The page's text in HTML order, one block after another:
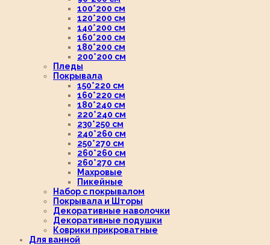
100*200 см
120*200 см
140*200 см
160*200 см
180*200 см
200*200 см
Пледы
Покрывала
150*220 см
160*220 см
180*240 см
220*240 см
230*250 см
240*260 см
250*270 см
260*260 см
260*270 см
Махровые
Пикейные
Набор с покрывалом
Покрывала и Шторы
Декоративные наволочки
Декоративные подушки
Коврики прикроватные
Для ванной